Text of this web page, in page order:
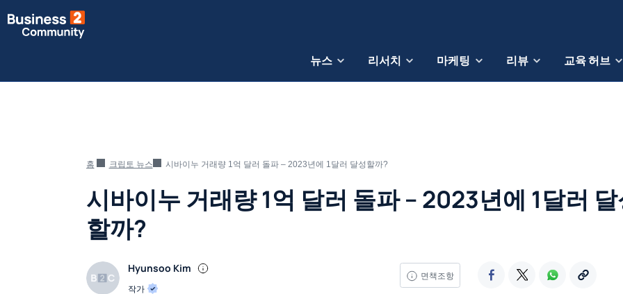
뉴스 리서치 마케팅 리뷰 교육 허브
홈 크립토 뉴스 시바이누 거래량 1억 달러 돌파 – 2023년에 1달러 달성할까?
시바이누 거래량 1억 달러 돌파 – 2023년에 1달러
할까?
Hyunsoo Kim
작가
면책조항